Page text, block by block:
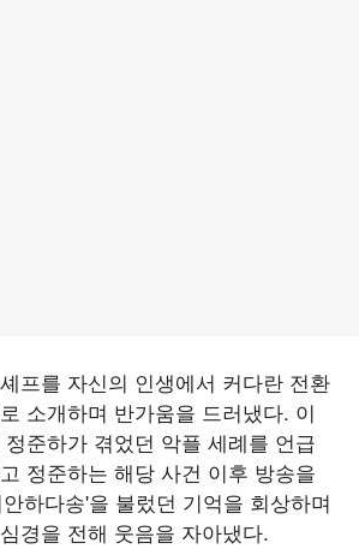
프를 자신의 인생에서 커다란 전환
소개하며 반가움을 드러냈다. 이
준하가 겪었던 악플 세례를 언급
정준하는 해당 사건 이후 방송을
하다송'을 불렀던 기억을 회상하며
경을 전해 웃음을 자아냈다.